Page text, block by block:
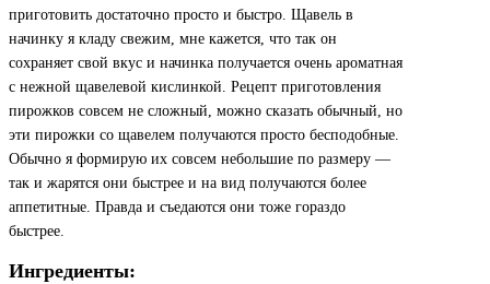
приготовить достаточно просто и быстро. Щавель в
начинку я кладу свежим, мне кажется, что так он
сохраняет свой вкус и начинка получается очень ароматная
с нежной щавелевой кислинкой. Рецепт приготовления
пирожков совсем не сложный, можно сказать обычный, но
эти пирожки со щавелем получаются просто бесподобные.
Обычно я формирую их совсем небольшие по размеру —
так и жарятся они быстрее и на вид получаются более
аппетитные. Правда и съедаются они тоже гораздо
быстрее.
Ингредиенты: